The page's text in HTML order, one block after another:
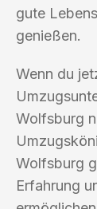
gute
genießen.
Wenn du
Wolfsburg
Wolfsburg
Erfahrung